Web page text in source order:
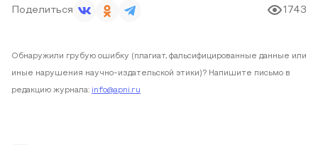
Поделиться 1743
Обнаружили грубую ошибку (плагиат, фальсифицированные данные или
иные нарушения научно-издательской этики)? Напишите письмо в
редакцию журнала: info@apni.ru